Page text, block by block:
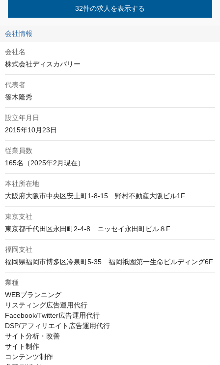
32件の求人を表示する
会社情報
会社名
株式会社ディスカバリー
代表者
篠木隆秀
設立年月日
2015年10月23日
従業員数
165名（2025年2月現在）
本社所在地
大阪府大阪市中央区安土町1-8-15　野村不動産大阪ビル1F
東京支社
東京都千代田区永田町2‐4‐8　ニッセイ永田町ビル８F
福岡支社
福岡県福岡市博多区冷泉町5-35　福岡祇園第一生命ビルディング6F
業種
WEBプランニング
リスティング広告運用代行
Facebook/Twitter広告運用代行
DSP/アフィリエイト広告運用代行
サイト分析・改善
サイト制作
コンテンツ制作